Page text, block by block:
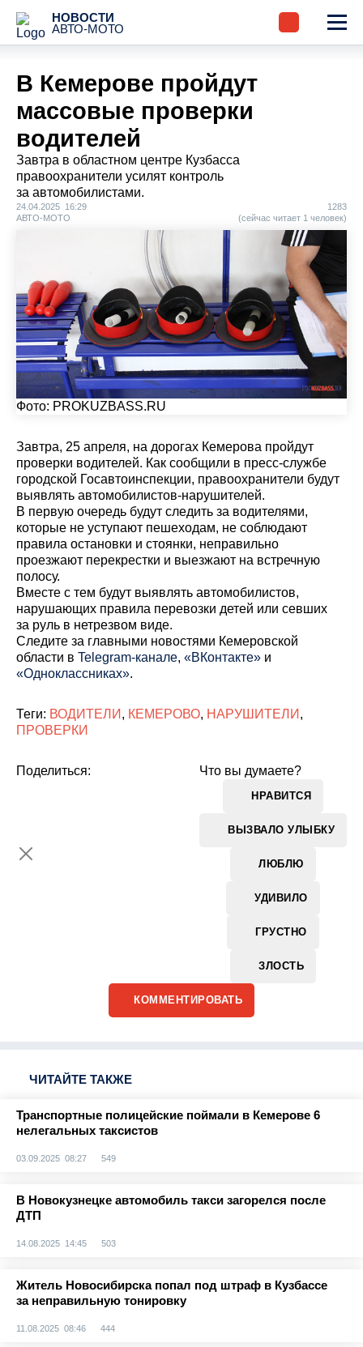
НОВОСТИ
АВТО-МОТО
В Кемерове пройдут
массовые проверки
водителей
Завтра в областном центре Кузбасса
правоохранители усилят контроль
за автомобилистами.
24.04.2025 16:29
АВТО-МОТО
1283
(сейчас читает 1 человек)
Фото: PROKUZBASS.RU
Завтра, 25 апреля, на дорогах Кемерова пройдут
проверки водителей. Как сообщили в пресс-службе
городской Госавтоинспекции, правоохранители будут
выявлять автомобилистов-нарушителей.
В первую очередь будут следить за водителями,
которые не уступают пешеходам, не соблюдают
правила остановки и стоянки, неправильно
проезжают перекрестки и выезжают на встречную
полосу.
Вместе с тем будут выявлять автомобилистов,
нарушающих правила перевозки детей или севших
за руль в нетрезвом виде.
Cледите за главными новостями Кемеровской
области в Telegram-канале, «ВКонтакте» и
«Одноклассниках».
Теги: ВОДИТЕЛИ , КЕМЕРОВО, НАРУШИТЕЛИ ,
ПРОВЕРКИ
Что вы думаете?
НРАВИТСЯ
ВЫЗВАЛО УЛЫБКУ
ЛЮБЛЮ
УДИВИЛО
ГРУСТНО
ЗЛОСТЬ
Поделиться:
КОММЕНТИРОВАТЬ
ЧИТАЙТЕ ТАКЖЕ
Транспортные полицейские поймали в Кемерове 6
нелегальных таксистов
03.09.2025 08:27 549
В Новокузнецке автомобиль такси загорелся после
ДТП
14.08.2025 14:45 503
Житель Новосибирска попал под штраф в Кузбассе
за неправильную тонировку
11.08.2025 08:46 444